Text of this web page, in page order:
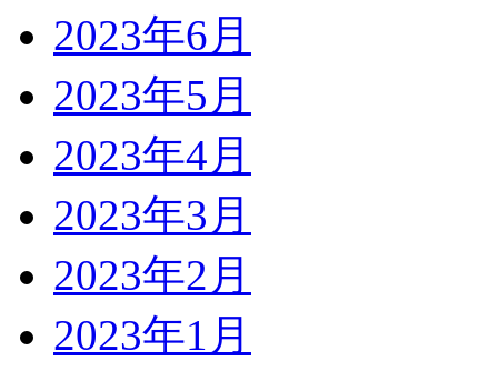
2023年6月
2023年5月
2023年4月
2023年3月
2023年2月
2023年1月